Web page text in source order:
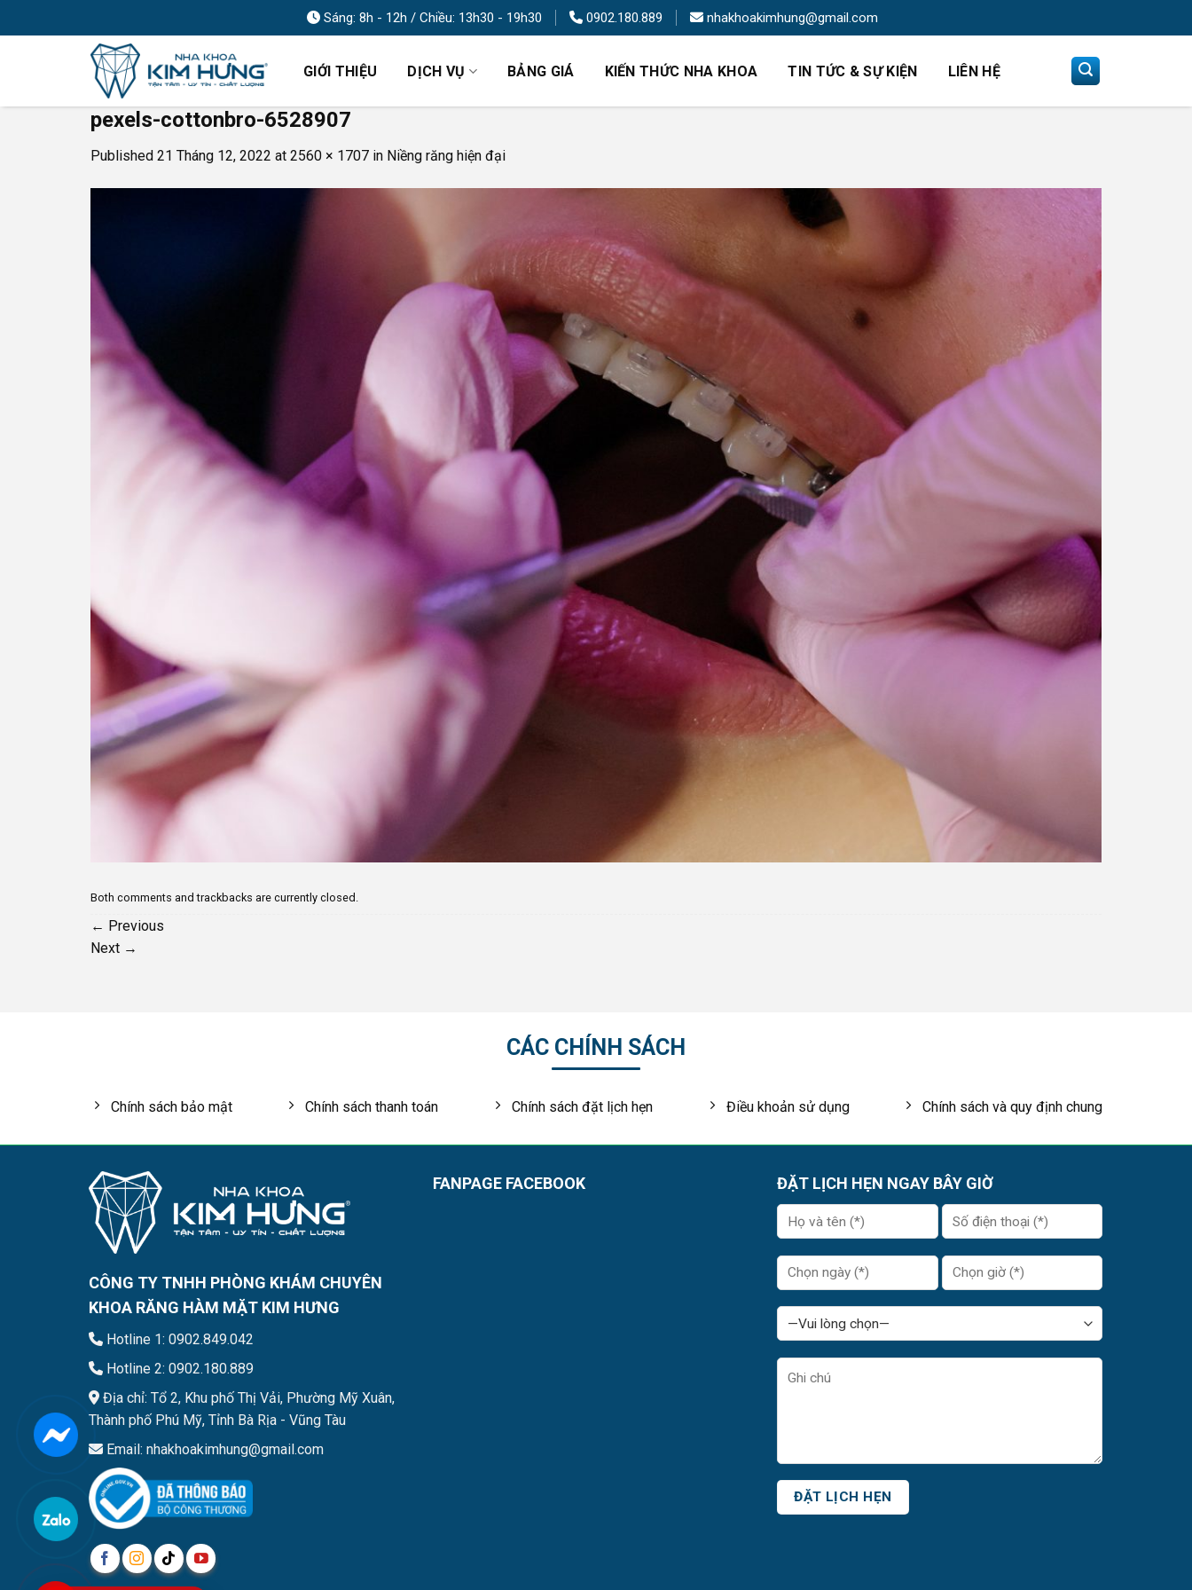
to
Sáng: 8h - 12h / Chiều: 13h30 - 19h30 0902.180.889 nhakhoakimhung@gmail.com
GIỚI THIỆU DỊCH VỤ BẢNG GIÁ KIẾN THỨC NHA KHOA TIN TỨC & SỰ KIỆN LIÊN HỆ
pexels-cottonbro-6528907
Published 21 Tháng 12, 2022 at 2560 × 1707 in Niềng răng hiện đại
Both comments and trackbacks are currently closed.
← Previous
Next →
CÁC CHÍNH SÁCH
Chính sách bảo mật Chính sách thanh toán Chính sách đặt lịch hẹn Điều khoản sử dụng Chính sách và quy định chung
CÔNG TY TNHH PHÒNG KHÁM CHUYÊN
KHOA RĂNG HÀM MẶT KIM HƯNG
Hotline 1: 0902.849.042
Hotline 2: 0902.180.889
Địa chỉ: Tổ 2, Khu phố Thị Vải, Phường Mỹ Xuân,
Thành phố Phú Mỹ, Tỉnh Bà Rịa - Vũng Tàu
Email: nhakhoakimhung@gmail.com
FANPAGE FACEBOOK ĐẶT LỊCH HẸN NGAY BÂY GIỜ